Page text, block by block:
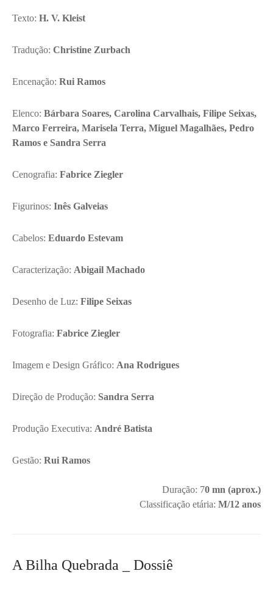
Texto: H. V. Kleist
Tradução: Christine Zurbach
Encenação: Rui Ramos
Elenco: Bárbara Soares, Carolina Carvalhais, Filipe Seixas,
Marco Ferreira, Marisela Terra, Miguel Magalhães, Pedro
Ramos e Sandra Serra
Cenografia: Fabrice Ziegler
Figurinos: Inês Galveias
Cabelos: Eduardo Estevam
Caracterização: Abigail Machado
Desenho de Luz: Filipe Seixas
Fotografia: Fabrice Ziegler
Imagem e Design Gráfico: Ana Rodrigues
Direção de Produção: Sandra Serra
Produção Executiva: André Batista
Gestão: Rui Ramos
Duração: 70 mn (aprox.)
Classificação etária: M/12 anos
A Bilha Quebrada _ Dossiê